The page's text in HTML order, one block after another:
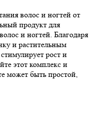
волос и ногтей от
продукт для
и ногтей. Благодаря
и растительным
рост и
этот комплекс и
может быть простой,